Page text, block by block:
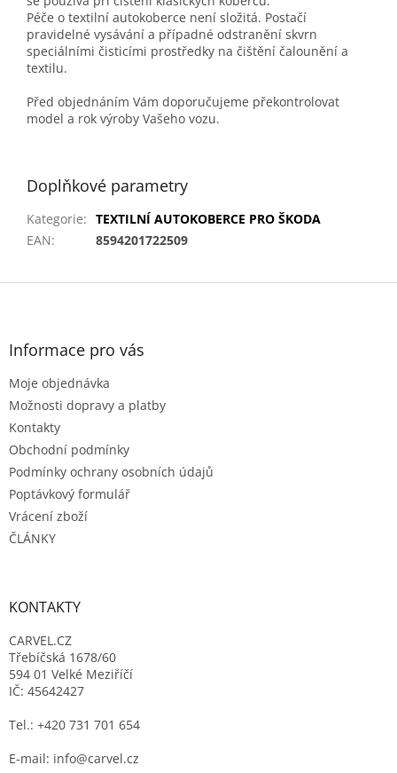
Péče o textilní autokoberce není složitá. Postačí
pravidelné vysávání a případné odstranění skvrn
speciálními čisticími prostředky na čištění čalounění a
textilu.
Před objednáním Vám doporučujeme překontrolovat
model a rok výroby Vašeho vozu.
Doplňkové parametry
Kategorie: TEXTILNÍ AUTOKOBERCE PRO ŠKODA
EAN: 8594201722509
Z
Informace pro vás
Moje objednávka
Možnosti dopravy a platby
Kontakty
Obchodní podmínky
Podmínky ochrany osobních údajů
Poptávkový formulář
Vrácení zboží
ČLÁNKY
KONTAKTY
CARVEL.CZ
Třebíčská 1678/60
594 01 Velké Meziříčí
IČ: 45642427
Tel.: +420 731 701 654
E-mail: info@carvel.cz